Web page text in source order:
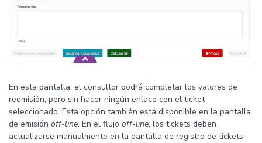
En esta pantalla, el consultor podrá completar los valores de
reemisión, pero sin hacer ningún enlace con el ticket
seleccionado. Esta opción también está disponible en la pantalla
de emisión off-line. En el flujo off-line, los tickets deben
actualizarse manualmente en la pantalla de registro de tickets.